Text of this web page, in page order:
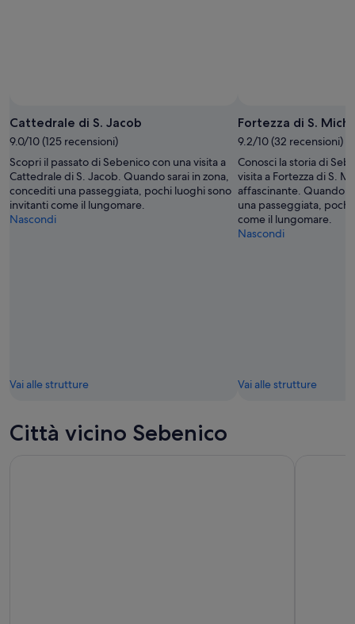
Cattedrale di S. Jacob
9.0/10 (125 recensioni)
Scopri il passato di Sebenico con una visita a
Cattedrale di S. Jacob. Quando sarai in zona,
concediti una passeggiata, pochi luoghi sono
invitanti come il lungomare.
Nascondi
Vai alle strutture
Fortezza di S.
9.2/10 (32 recensioni)
Conosci la storia di
visita a Fortezza di S.
affascinante. Quando
una passeggiata,
come il lungomare.
Nascondi
Vai alle strutture
Città vicino Sebenico